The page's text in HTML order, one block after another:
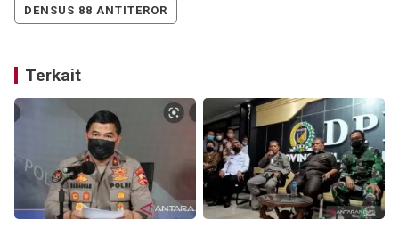
DENSUS 88 ANTITEROR
Terkait